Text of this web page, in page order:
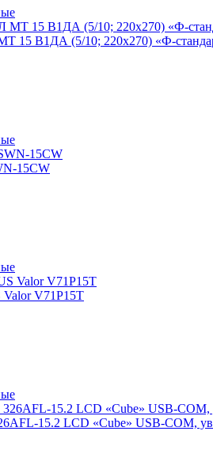
15 В1ДА (5/10; 220x270) «Ф-
15CW
V71P15T
15.2 LCD «Cube» USB-COM,